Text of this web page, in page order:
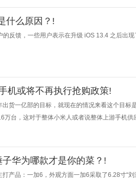
什么原因？!
反馈，一些用户表示在升级 iOS 13.4 之后出
机或将不再执行抢购政策!
货一亿部的目标，就现在的情况来看这个目标
台，这对于整体小米人或者说整体上游手机供
华为哪款才是你的菜？!
产品：一加6，外观方面一加6采取了6.28寸“